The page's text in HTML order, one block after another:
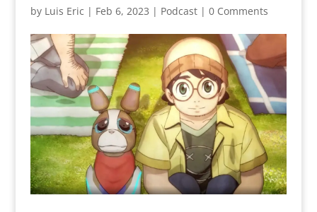
by Luis Eric | Feb 6, 2023 | Podcast| 0 Comments